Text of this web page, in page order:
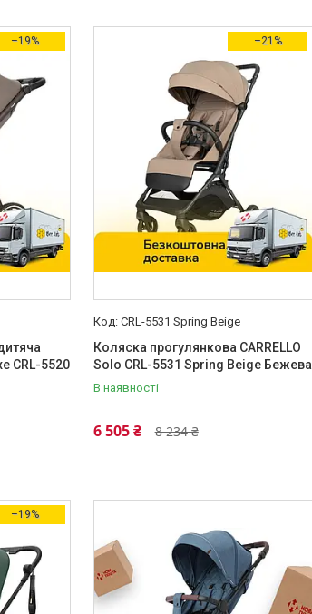
–19%
CRL-5520
–21%
CRL-5531 Spring Beige
Коляска прогулянкова CARRELLO
Solo CRL-5531 Spring Beige Бежева
В наявності
8 234 ₴
6 505 ₴
–19%